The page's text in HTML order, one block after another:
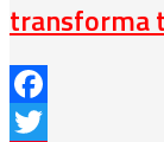
transforma
Facebook